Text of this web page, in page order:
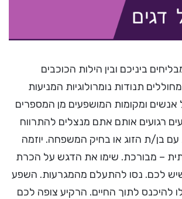
ביניכם ובין הילות הכוכבים
תנודות נומרולוגיות המניעות
אנשים ומקומות המושפעים מן המספרים
רגעים רגועים אותם אתם מנצלים להתרווח
עם בן/ת הזוג או בחיק המשפחה. יוזמה
– מבורכת. שימו את הדגש על הכרת
לכם. נסו להתעלם מהמגרעות. השפע
להיכנס לתוך החיים. הרקיע צופה לכם